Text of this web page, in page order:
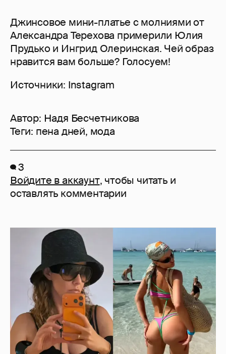
Джинсовое мини-платье с молниями от
Александра Терехова примерили Юлия
Прудько и Ингрид Олеринская. Чей образ
нравится вам больше? Голосуем!
Источники: Instagram
Автор: Надя Бесчетникова
Теги: пена дней, мода
3
Войдите в аккаунт, чтобы читать и
оставлять комментарии